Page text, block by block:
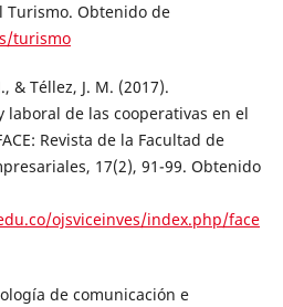
Obtenido de
turismo
& Téllez, J. M. (2017).
laboral de las cooperativas en el
Revista de la Facultad de
17(2), 91-99. Obtenido
ojsviceinves/index.php/face
de comunicación e